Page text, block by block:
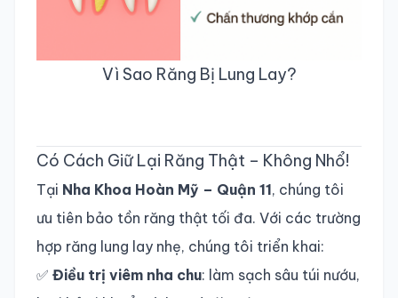
Vì Sao Răng Bị Lung Lay?
Có Cách Giữ Lại Răng Thật – Không Nhổ!
Tại Nha Khoa Hoàn Mỹ – Quận 11, chúng tôi
ưu tiên bảo tồn răng thật tối đa. Với các trường
hợp răng lung lay nhẹ, chúng tôi triển khai:
✅ Điều trị viêm nha chu: làm sạch sâu túi nướu,